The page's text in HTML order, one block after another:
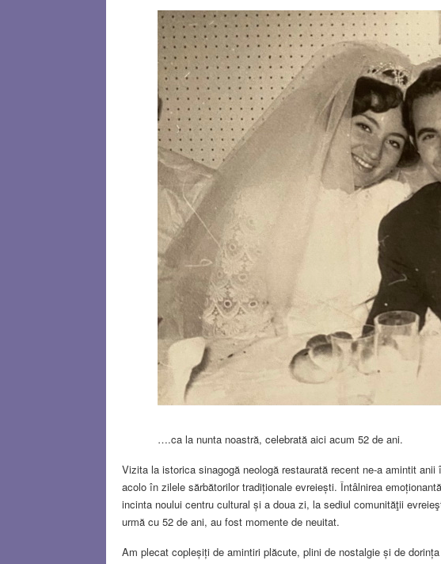
….ca la nunta noastră, celebrată aici acum 52 de ani.
Vizita la istorica sinagogă neologă restaurată recent ne-a amintit
acolo în zilele sărbătorilor tradiționale evreiești. Întâlnirea
incinta noului centru cultural și a doua zi, la sediul comunităţii
urmă cu 52 de ani, au fost momente de neuitat.
Am plecat copleșiți de amintiri plăcute, plini de nostalgie și de